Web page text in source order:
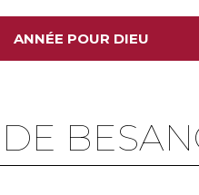
ANNÉE POUR DIEU